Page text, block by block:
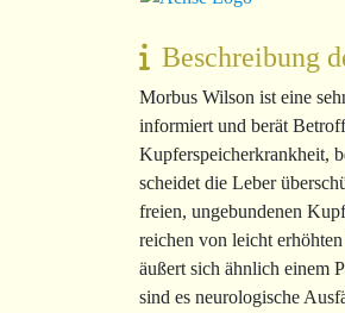
Beschreibung
Morbus Wilson ist eine
informiert und berät
Kupferspeicherkrankheit,
scheidet die Leber
freien, ungebundenen
reichen von leicht
äußert sich ähnlich einem
sind es neurologische